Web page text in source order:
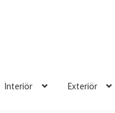
Interiör Exteriör